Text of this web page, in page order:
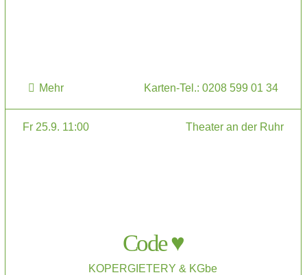
Mehr Karten-Tel.: 0208 599 01 34
Fr 25.9. 11:00 Theater an der Ruhr
Code ♥
KOPERGIETERY & KGbe